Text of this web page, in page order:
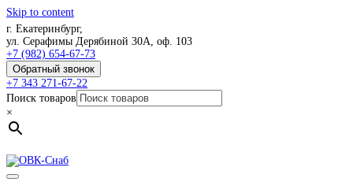
Skip to content
г. Екатеринбург,
ул. Серафимы Дерябиной 30А, оф. 103
+7 (982) 654-67-73
Обратный звонок
+7 343 271-67-22
Поиск товаров
×